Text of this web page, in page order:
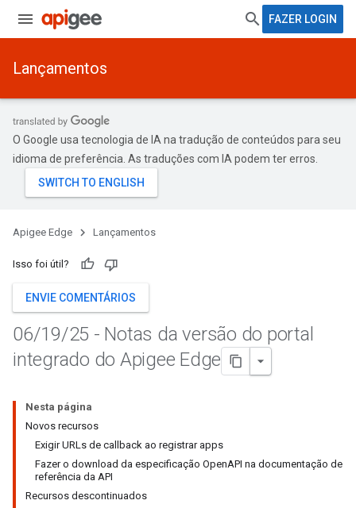
FAZER LOGIN
Lançamentos
O Google usa tecnologia de IA na tradução de conteúdos para seu
idioma de preferência. As traduções com IA podem ter erros.
Apigee Edge Lançamentos
Isso foi útil?
ENVIE COMENTÁRIOS
06/19/25 - Notas da versão do portal
integrado do Apigee Edge
Nesta página
Novos recursos
Exigir URLs de callback ao registrar apps
Fazer o download da especificação OpenAPI na documentação de
referência da API
Recursos descontinuados